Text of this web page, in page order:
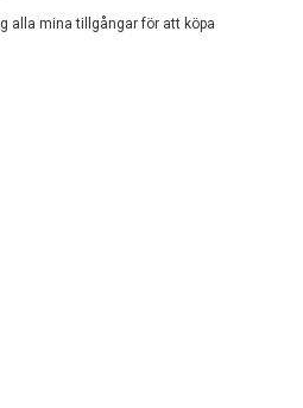
alla mina tillgångar för att köpa